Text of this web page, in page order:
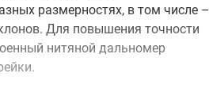
размерностях, в том числе –
Для повышения точности
нитяной дальномер